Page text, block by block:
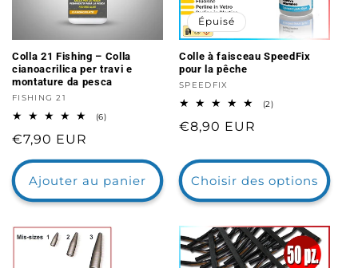
Colla 21 Fishing – Colla
cianoacrilica per travi e
montature da pesca
Distributeur :
FISHING 21
(6)6
Prix
habituel
€7,90 EUR
Ajouter au panier
Épuisé
Colle à faisceau SpeedFix
pour la pêche
Distributeur :
SPEEDFIX
(2)2
Prix
€8,90 EUR
Choisir des options